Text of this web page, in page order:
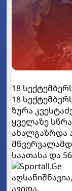
18
18
ზურა
ყველაზე
ახალგაზრდა
საათასა და
ავიდა.